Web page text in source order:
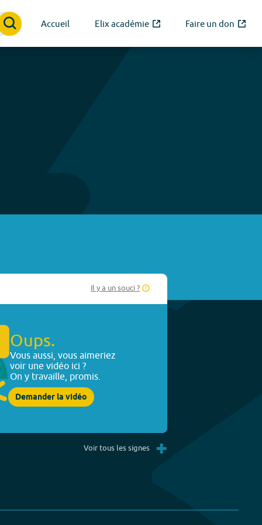
Accueil Elix académie Faire un don
Il y a un souci ?
Oups.
Vous aussi, vous aimeriez
voir une vidéo ici ?
On y travaille, promis.
Demander la vidéo
Voir tous les signes +